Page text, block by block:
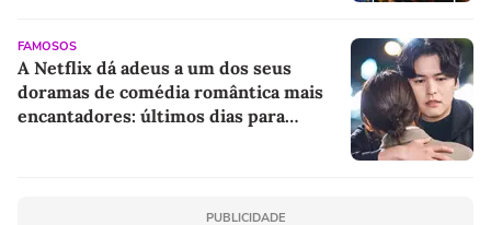
FAMOSOS
A Netflix dá adeus a um dos seus
doramas de comédia romântica mais
encantadores: últimos dias para
PUBLICIDADE